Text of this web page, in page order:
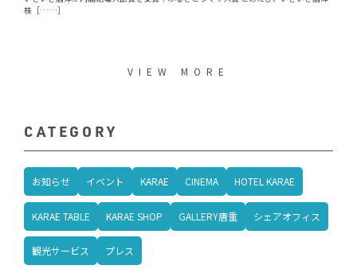
CATEGORY
お知らせ イベント KARAE CINEMA HOTEL KARAE
KARAE TABLE KARAE SHOP GALLERY唐重 シェアオフィス
観光サービス プレス
株［……］
VIEW MORE